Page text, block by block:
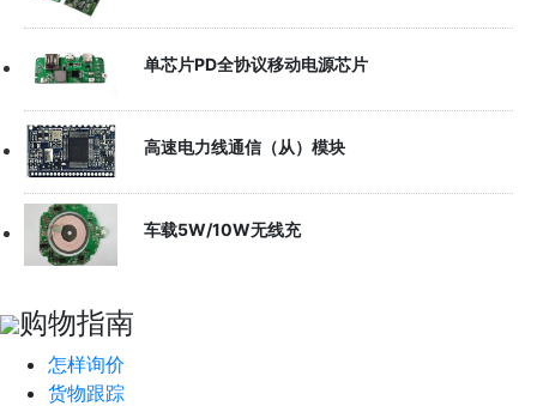
单芯片PD全协议移动电源芯片
高速电力线通信（从）模块
车载5W/10W无线充
购物指南
怎样询价
货物跟踪